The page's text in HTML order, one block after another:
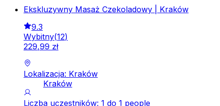
Ekskluzywny Masaż Czekoladowy | Kraków
9.3
Wybitny(12)
229,99 zł
Lokalizacja: Kraków
Kraków
Liczba uczestników: 1 do 1 people